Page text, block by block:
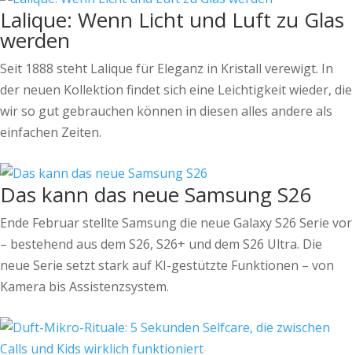
Lalique: Wenn Licht und Luft zu Glas
werden
Seit 1888 steht Lalique für Eleganz in Kristall verewigt. In
der neuen Kollektion findet sich eine Leichtigkeit wieder, die
wir so gut gebrauchen können in diesen alles andere als
einfachen Zeiten.
Das kann das neue Samsung S26
Ende Februar stellte Samsung die neue Galaxy S26 Serie vor
– bestehend aus dem S26, S26+ und dem S26 Ultra. Die
neue Serie setzt stark auf KI-gestützte Funktionen – von
Kamera bis Assistenzsystem.